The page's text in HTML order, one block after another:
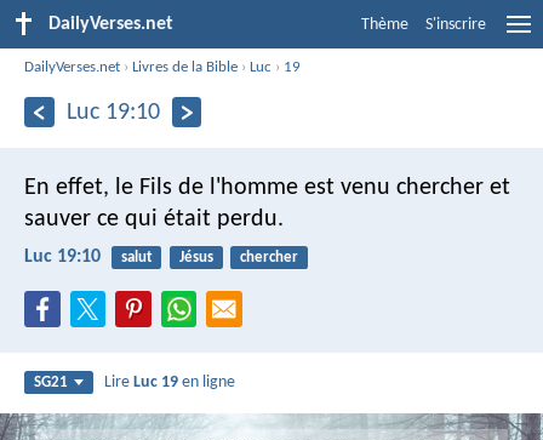
DailyVerses.net Thème S'inscrire
DailyVerses.net ›Livres de la Bible ›Luc › 19
Luc 19:10
En effet, le Fils de l'homme est venu chercher et
sauver ce qui était perdu.
Luc 19:10 salut Jésus chercher
SG21 LireLuc 19 en ligne